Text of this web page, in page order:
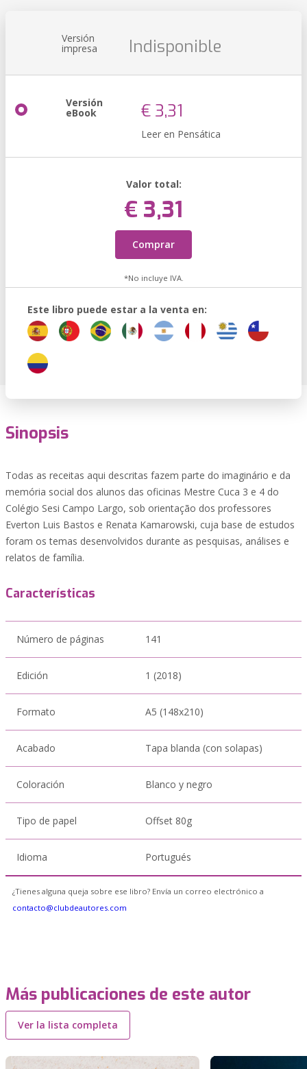
Versión
impresa Indisponible
Versión
eBook € 3,31
Leer en Pensática
Valor total:
€ 3,31
Comprar
*No incluye IVA.
Este libro puede estar a la venta en:
Sinopsis
Todas as receitas aqui descritas fazem parte do imaginário e da
memória social dos alunos das oficinas Mestre Cuca 3 e 4 do
Colégio Sesi Campo Largo, sob orientação dos professores
Everton Luis Bastos e Renata Kamarowski, cuja base de estudos
foram os temas desenvolvidos durante as pesquisas, análises e
relatos de família.
Características
Número de páginas 141
Edición 1 (2018)
Formato A5 (148x210)
Acabado Tapa blanda (con solapas)
Coloración Blanco y negro
Tipo de papel Offset 80g
Idioma Portugués
¿Tienes alguna queja sobre ese libro? Envía un correo electrónico a
contacto@clubdeautores.com
Más publicaciones de este autor
Ver la lista completa